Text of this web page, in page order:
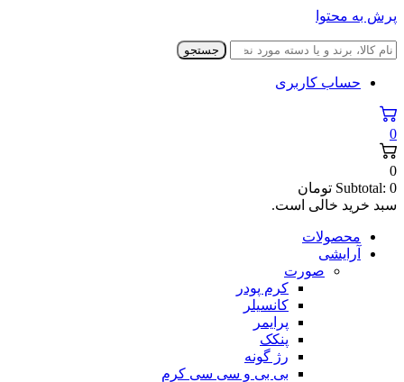
پرش به محتوا
جستجو
حساب کاربری
0
0
Subtotal: 0
تومان
سبد خرید خالی است.
محصولات
آرایشی
صورت
کرم پودر
کانسیلر
پرایمر
پنکک
رژ گونه
بی بی و سی سی کرم